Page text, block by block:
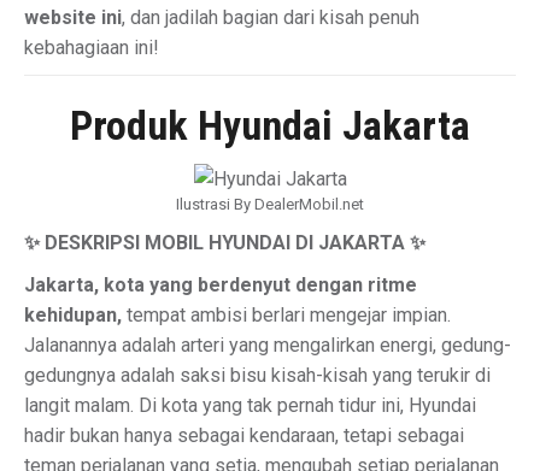
website ini, dan jadilah bagian dari kisah penuh
kebahagiaan ini!
Produk Hyundai Jakarta
Ilustrasi By DealerMobil.net
✨ DESKRIPSI MOBIL HYUNDAI DI JAKARTA ✨
Jakarta, kota yang berdenyut dengan ritme
kehidupan, tempat ambisi berlari mengejar impian.
Jalanannya adalah arteri yang mengalirkan energi, gedung-
gedungnya adalah saksi bisu kisah-kisah yang terukir di
langit malam. Di kota yang tak pernah tidur ini, Hyundai
hadir bukan hanya sebagai kendaraan, tetapi sebagai
teman perjalanan yang setia, mengubah setiap perjalanan